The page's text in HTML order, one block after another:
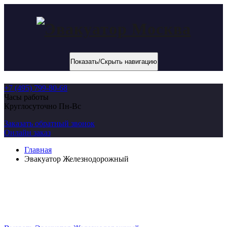
Показать/Скрыть навигацию
+7 (495) 799-80-68
Часы работы
Круглосуточно Пн-Вс
Заказать обратный звонок
Онлайн заказ
Главная
Эвакуатор Железнодорожный